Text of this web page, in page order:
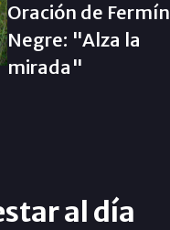
Oración de Fermín
Negre: "Alza la
mirada"
al día